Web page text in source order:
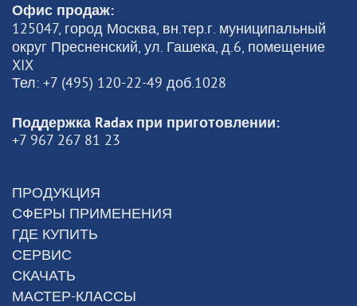
Офис продаж:
125047, город Москва, вн.тер.г. муниципальный
округ Пресненский, ул. Гашека, д.6, помещение
XIX
Тел: +7 (495) 120-22-49 доб.1028
Поддержка Radax при приготовлении:
+7 967 267 81 23
ПРОДУКЦИЯ
СФЕРЫ ПРИМЕНЕНИЯ
ГДЕ КУПИТЬ
СЕРВИС
СКАЧАТЬ
МАСТЕР-КЛАССЫ